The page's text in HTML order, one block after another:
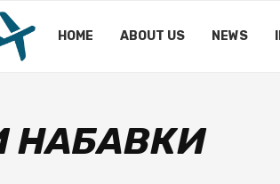
HOME ABOUT US NEWS
НАБАВКИ